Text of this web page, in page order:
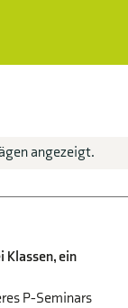
angezeigt.
&
SCHÜLER
Klassen, ein
P-Seminars